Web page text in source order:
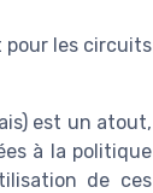
pour les circuits
est un atout,
à la politique
de ces